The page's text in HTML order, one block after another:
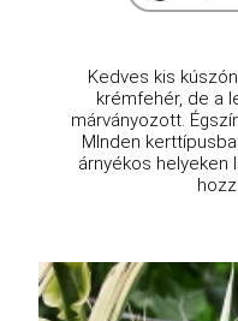
Kedves kis
krémfehér, de a
márványozott.
MInden
árnyékos helyeken